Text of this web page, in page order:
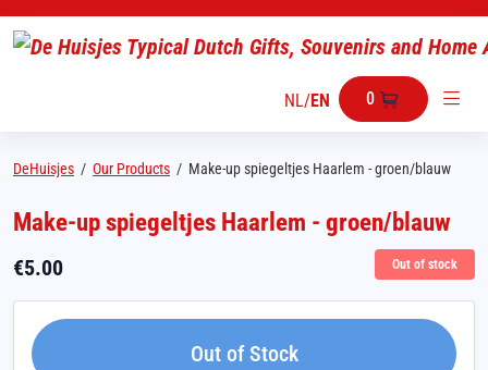
NL/EN 0
DeHuisjes / Our Products / Make-up spiegeltjes Haarlem - groen/blauw
Make-up spiegeltjes Haarlem - groen/blauw
€5.00 Out of stock
Out of Stock